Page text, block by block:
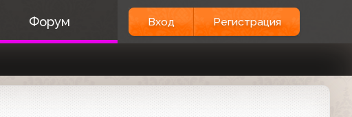
Форум Вход Регистрация